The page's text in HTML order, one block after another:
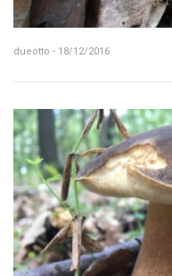
dueotto - 18/12/2016